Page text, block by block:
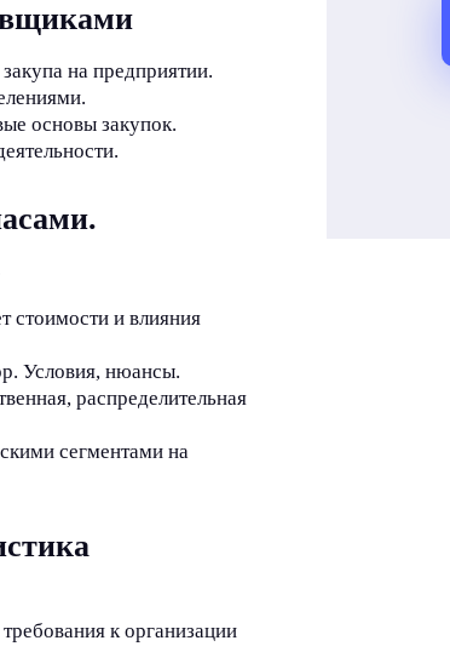
на предприятии.
основы закупок.
стоимости и влияния
Условия, нюансы.
распределительная
сегментами на
к организации